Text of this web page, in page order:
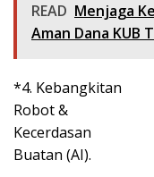
READ Menjaga
Aman Dana KUB
*4. Kebangkitan
Robot &
Kecerdasan
Buatan (AI).